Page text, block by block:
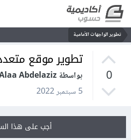
تطوير الواجهات الأمامية
0
تطوير موقع
بواسطة Alaa Abdelaziz
5 سبتمبر 2022
أجب على هذا